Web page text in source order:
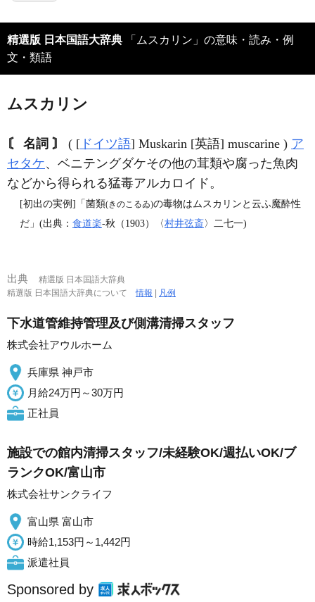
精選版 日本国語大辞典 「ムスカリン」の意味・読み・例
文・類語
ムスカリン
〘 名詞 〙 ( [ ドイツ語] Muskarin [英語] muscarine ) ア
セタケ、ベニテングダケその他の茸類や腐った魚肉
などから得られる猛毒アルカロイド。
[初出の実例]「菌類(きのこるゐ)の毒物はムスカリンと云ふ魔酔性
だ」(出典： 食道楽‐秋（1903）〈村井弦斎〉二七一)
出典
精選版 日本国語大辞典
精選版 日本国語大辞典について情報 | 凡例
下水道管維持管理及び側溝清掃スタッフ
株式会社アウルホーム
兵庫県 神戸市
月給24万円～30万円
正社員
施設での館内清掃スタッフ/未経験OK/週払いOK/ブ
ランクOK/富山市
株式会社サンクライフ
富山県 富山市
時給1,153円～1,442円
派遣社員
Sponsored by